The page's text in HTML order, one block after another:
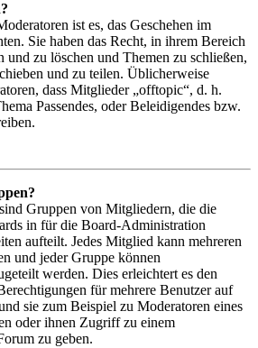
ist es, das Geschehen im
Sie haben das Recht, in ihrem Bereich
und zu löschen und Themen zu schließen,
und zu teilen. Üblicherweise
dass Mitglieder „offtopic“, d. h.
Passendes, oder Beleidigendes bzw.
Gruppen von Mitgliedern, die die
in für die Board-Administration
aufteilt. Jedes Mitglied kann mehreren
und jeder Gruppe können
werden. Dies erleichtert es den
für mehrere Benutzer auf
sie zum Beispiel zu Moderatoren eines
oder ihnen Zugriff zu einem
zu geben.